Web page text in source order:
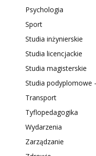
Psychologia
Sport
Studia inżynierskie
Studia licencjackie
Studia magisterskie
Studia podyplomowe
Transport
Tyflopedagogika
Wydarzenia
Zarządzanie